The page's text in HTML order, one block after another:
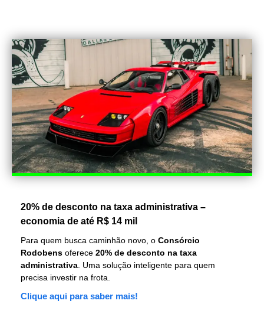
20% de desconto na taxa administrativa –
economia de até R$ 14 mil
Para quem busca caminhão novo, o Consórcio
Rodobens oferece 20% de desconto na taxa
administrativa. Uma solução inteligente para quem
precisa investir na frota.
Clique aqui para saber mais!